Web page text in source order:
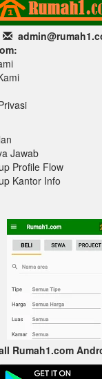
admin@rumah1
Jawab
Profile Flow
Kantor Info
Rumah1.com